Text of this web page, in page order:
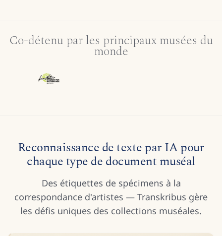
Co-détenu par les principaux musées du
monde
Reconnaissance de texte par IA pour
chaque type de document muséal
Des étiquettes de spécimens à la
correspondance d'artistes — Transkribus gère
les défis uniques des collections muséales.